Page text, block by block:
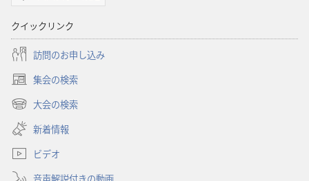
クイックリンク
訪問のお申し込み
集会の検索
（新
し
タ
で
開
大会の検索
（新
し
い
タ
ブ
新着情報
ビデオ